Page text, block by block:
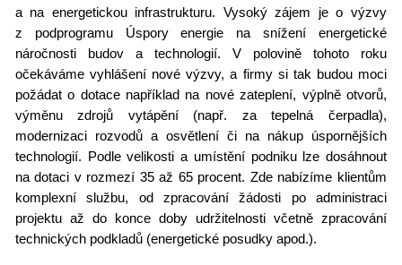
a na energetickou infrastrukturu. Vysoký zájem je o výzvy
z podprogramu Úspory energie na snížení energetické
náročnosti budov a technologií. V polovině tohoto roku
očekáváme vyhlášení novévýzvy, a firmy si tak budou moci
požádat o dotace například na novézateplení, výplně otvorů,
výměnu zdrojů vytápění (např. za tepelná čerpadla),
modernizaci rozvodů a osvětlení či na nákup úspornějších
technologií. Podle velikosti a umístění podniku lze dosáhnout
na dotaci v rozmezí 35 až 65 procent. Zde nabízíme klientům
komplexníslužbu, od zpracování žádosti po administraci
projektu až do konce doby udržitelnosti včetně zpracování
technických podkladů (energetické posudky apod.).